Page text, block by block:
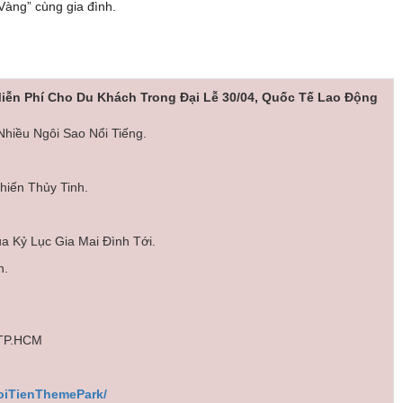
cùng gia đình.
Phí Cho Du Khách Trong Đại Lễ 30/04, Quốc Tế Lao Động
Ngôi Sao Nổi Tiếng.
Thủy Tinh.
Kỷ Lục Gia Mai Đình Tới.